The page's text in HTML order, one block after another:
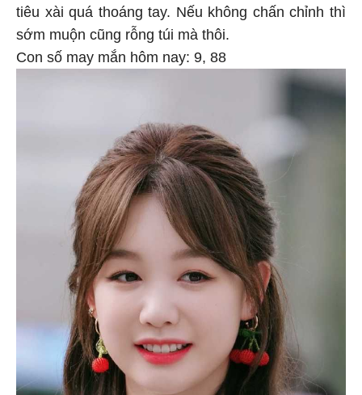
tiêu xài quá thoáng tay. Nếu không chấn chỉnh thì
sớm muộn cũng rỗng túi mà thôi.
Con số may mắn hôm nay: 9, 88